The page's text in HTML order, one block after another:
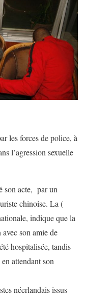
les forces de police, à
l’agression sexuelle
son acte, par un
chinoise. La (
indique que la
son amie de
hospitalisée, tandis
attendant son
néerlandais issus